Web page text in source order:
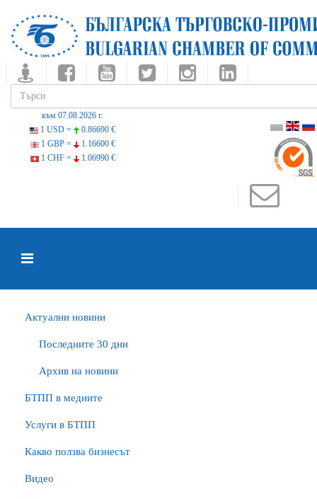
към 07.08.2026 г.
1 USD =
0.86690 €
1 GBP =
1.16600 €
1 CHF =
1.06990 €
Актуални новини
Последните 30 дни
Архив на новини
БTПП в медиите
Услуги в БТПП
Какво ползва бизнесът
Видео